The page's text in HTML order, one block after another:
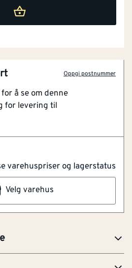
varehuspriser og lagerstatus
Velg varehus
Oppgi postnummer
å se om denne
for levering til
oppbevaring
slangeholder med plass